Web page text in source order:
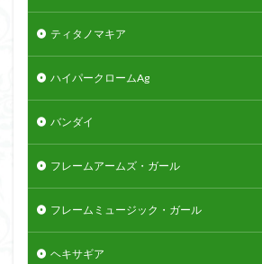
ティタノマキア
ハイパークロームAg
バンダイ
フレームアームズ・ガール
フレームミュージック・ガール
ヘキサギア